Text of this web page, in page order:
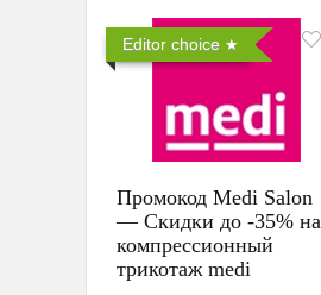
Editor choice
Промокод Medi Salon
— Скидки до -35% на
компрессионный
трикотаж medi